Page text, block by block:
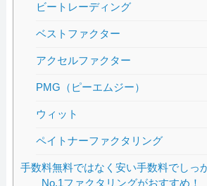
ビートレーディング
ベストファクター
アクセルファクター
PMG（ピーエムジー）
ウィット
ペイトナーファクタリング
手数料無料ではなく安い手数料でしっ
No.1ファクタリングがおすすめ！